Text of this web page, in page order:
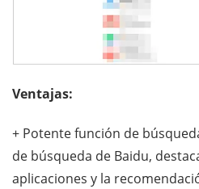
Ventajas:
+ Potente función de
de búsqueda de Baidu,
aplicaciones y la